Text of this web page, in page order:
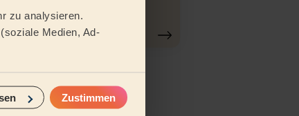
zu analysieren.
Medien, Ad-
Zustimmen
gründlich